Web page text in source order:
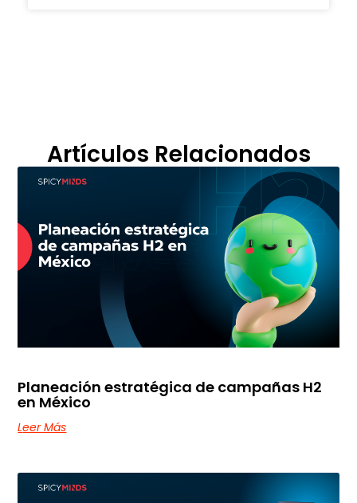
Artículos Relacionados
Planeación estratégica de campañas H2
en México
Leer Más